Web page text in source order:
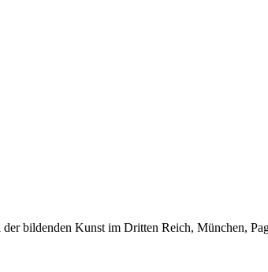
bildenden Kunst im Dritten Reich, München,